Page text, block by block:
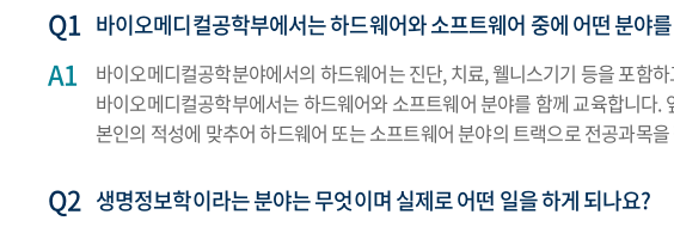
바이오메디컬공학부에서는 하드웨어와 소프트웨어 중에 어떤 분야
바이오메디컬공학분야에서의 하드웨어는 진단, 치료, 웰니스기기 등을 포함
바이오메디컬공학부에서는 하드웨어와 소프트웨어 분야를 함께 교육합니다
본인의 적성에 맞추어 하드웨어 또는 소프트웨어 분야의 트랙으로 전공과목
생명정보학이라는 분야는 무엇이며 실제로 어떤 일을 하게 되나요?